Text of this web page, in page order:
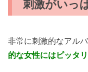
刺激がいっ
非常に刺激的なアル
的な女性にはピッタ